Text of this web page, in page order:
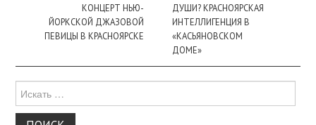
КОНЦЕРТ НЬЮ-
ЙОРКСКОЙ ДЖАЗОВОЙ
ПЕВИЦЫ В КРАСНОЯРСКЕ
ДУШИ? КРАСНОЯРСКАЯ
ИНТЕЛЛИГЕНЦИЯ В
«КАСЬЯНОВСКОМ
ДОМЕ»
для: